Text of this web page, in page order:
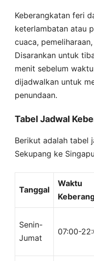
Keberangkatan feri
keterlambatan atau
cuaca,
Disarankan untuk
menit sebelum
dijadwalkan untuk
penundaan.
Tabel Jadwal
Berikut adalah tabel
Sekupang ke
Tanggal
Waktu
Senin-
Jumat
07:00-